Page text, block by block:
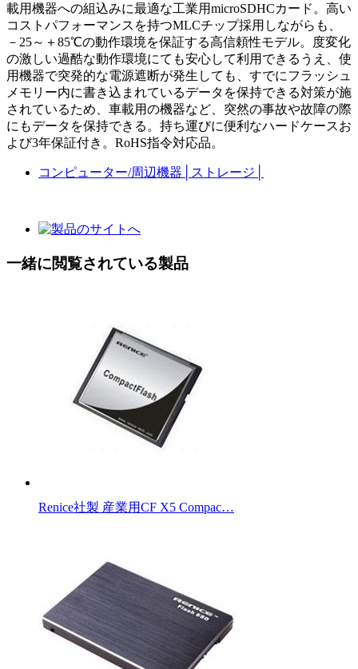
載用機器への組込みに最適な工業用microSDHCカード。高い
コストパフォーマンスを持つMLCチップ採用しながらも、
－25～＋85℃の動作環境を保証する高信頼性モデル。度変化
の激しい過酷な動作環境にても安心して利用できるうえ、使
用機器で突発的な電源遮断が発生しても、すでにフラッシュ
メモリー内に書き込まれているデータを保持できる対策が施
されているため、車載用の機器など、突然の事故や故障の際
にもデータを保持できる。持ち運びに便利なハードケースお
よび3年保証付き。RoHS指令対応品。
コンピューター/周辺機器 ストレージ
一緒に閲覧されている製品
Renice社製 産業用CF X5 Compac…